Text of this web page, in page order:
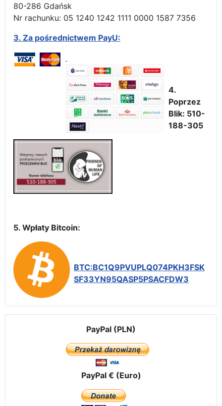
80-286 Gdańsk
Nr rachunku: 05 1240 1242 1111 0000 1587 7356
3. Za pośrednictwem PayU:
4.
Poprzez
Blik: 510-
188-305
5. Wpłaty Bitcoin:
BTC:BC1Q9PVUPLQ074PKH3FSK
SF33YN95QASP5PSACFDW3
PayPal (PLN)
PayPal € (Euro)